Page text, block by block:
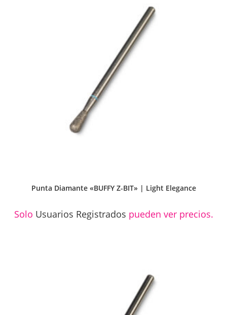
Punta Diamante «BUFFY Z-BIT» | Light Elegance
Solo Usuarios Registrados pueden ver precios.